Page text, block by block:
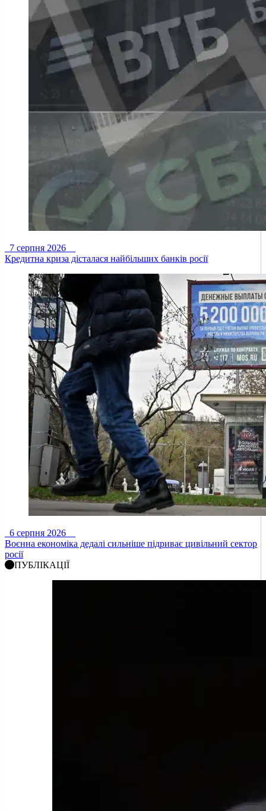
7 серпня 2026
Кредитна криза дісталася найбільших банків росії
6 серпня 2026
Воєнна економіка дедалі сильніше підриває цивільний сектор
росії
ПУБЛІКАЦІЇ